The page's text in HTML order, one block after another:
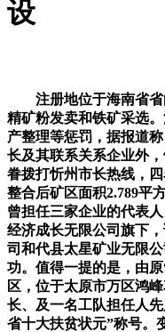
设
注册地位于海南省省
精矿粉发卖和铁矿采选
产整理等惩罚，据报道
长及其联系关系企业外
眷拨打忻州市长热线，四
整合后矿区面积2.789平
曾担任三家企业的代表
经济成长无限公司旗下
司和代县太星矿业无限
功。值得一提的是，由
区，位于太原市万区鸿
长、及一名工队担任人
省十大扶贫状元”称号。